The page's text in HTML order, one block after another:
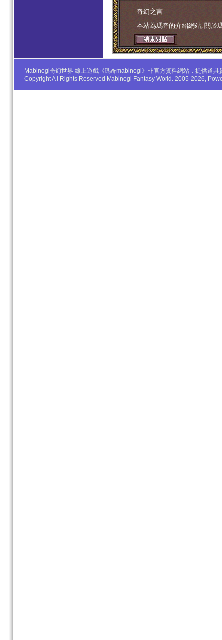
学生妹 奇幻之言
本站為瑪奇的介紹網站, 關於
Mabinogi奇幻世界 線上遊戲《瑪奇mabinogi》非官方資料網站，提供道
Copyright All Rights Reserved Mabinogi Fantasy World. 2005-2026,